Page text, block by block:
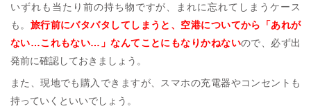
いずれも当たり前の持ち物ですが、まれに忘れてしまうケース
も。 旅行前にバタバタしてしまうと、空港についてから「あれが
ない…これもない…」なんてことにもなりかねないので、必ず出
発前に確認しておきましょう。
また、現地でも購入できますが、スマホの充電器やコンセントも
持っていくといいでしょう。